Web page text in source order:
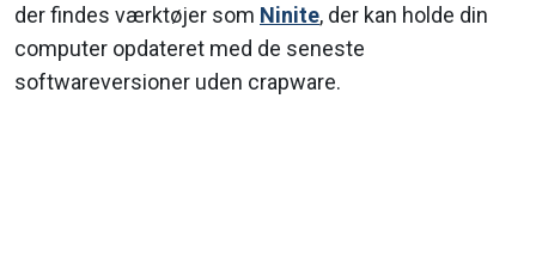
der findes værktøjer som Ninite, der kan holde din
computer opdateret med de seneste
softwareversioner uden crapware.